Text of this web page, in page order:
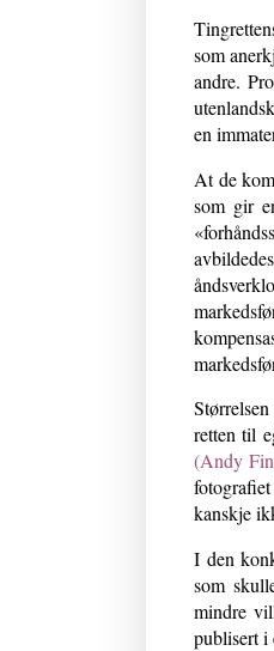
som
andre.
en
At de
som gir
retten til
(Andy
kanskje
I den
som
mindre
publisert i